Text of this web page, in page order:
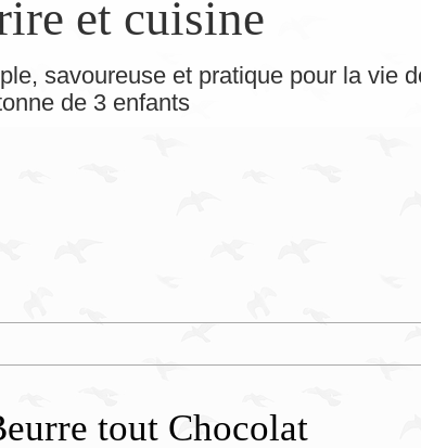
et cuisine
savoureuse et pratique pour la vie
de 3 enfants
tout Chocolat